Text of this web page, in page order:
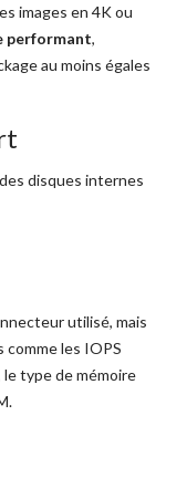
images en 4K ou
performant,
au moins égales
des disques internes
utilisé, mais
comme les IOPS
type de mémoire